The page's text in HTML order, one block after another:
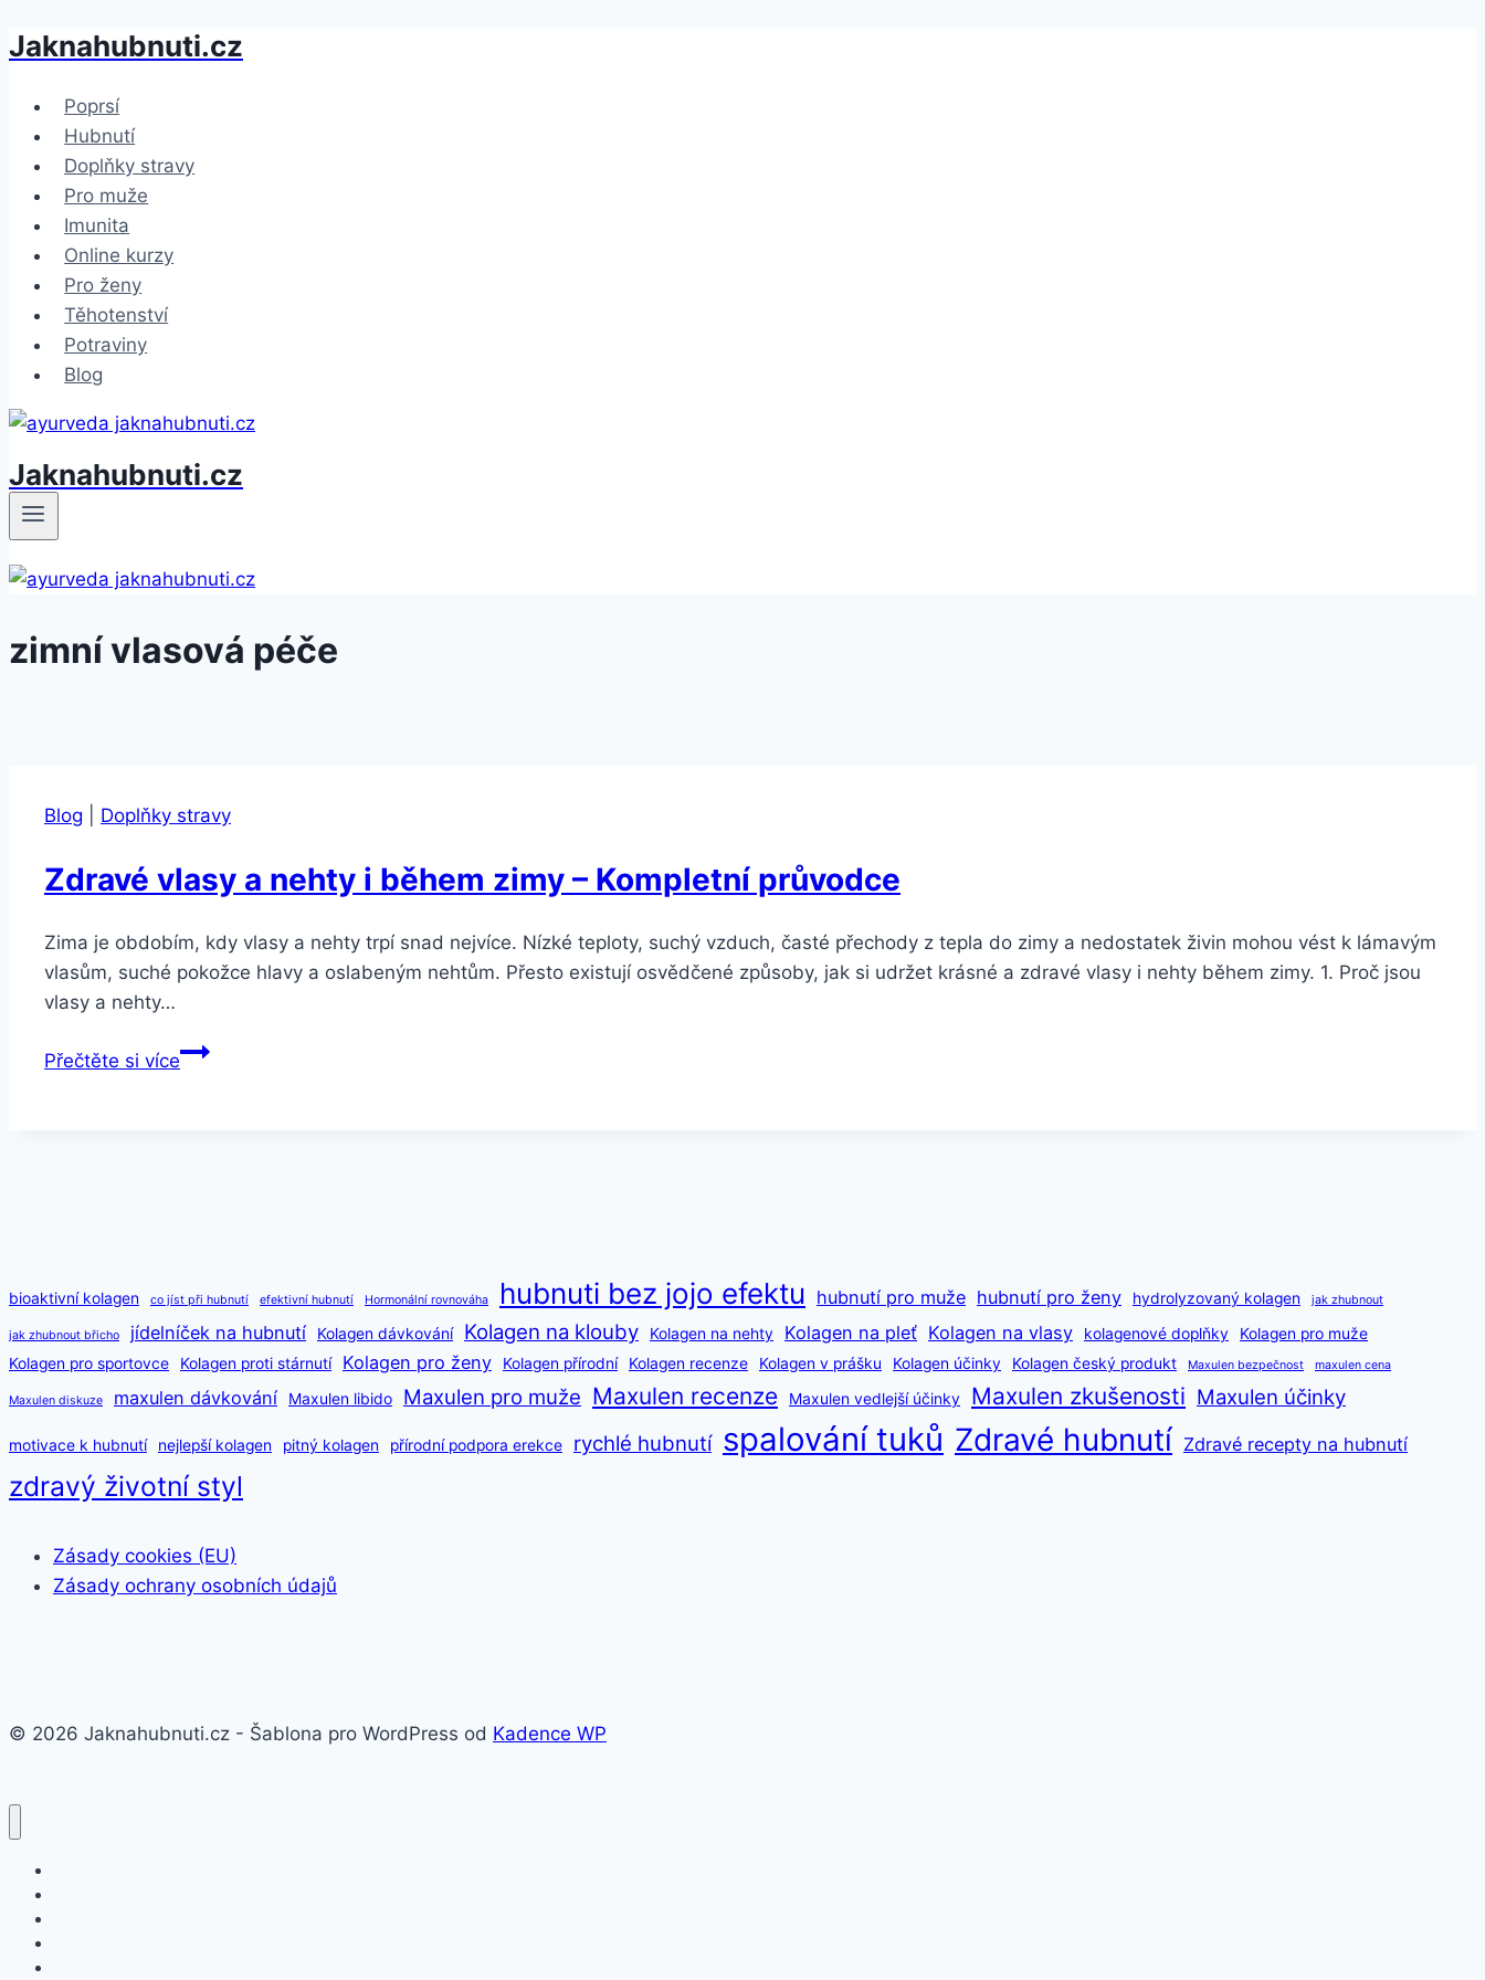
Přeskočit
obsah
Jaknahubnuti.cz
Poprsí
Hubnutí
Doplňky stravy
Pro muže
Imunita
Online kurzy
Pro ženy
Těhotenství
Potraviny
Blog
Jaknahubnuti.cz
zimní vlasová péče
Blog Doplňky stravy
Zdravé vlasy a nehty i během zimy – Kompletní průvodce
Zima je obdobím, kdy vlasy a nehty trpí snad nejvíce. Nízké teploty, suchý vzduch, časté přechody z tepla do zimy a nedostatek živin mohou vést k lámavým
vlasům, suché pokožce hlavy a oslabeným nehtům. Přesto existují osvědčené způsoby, jak si udržet krásné a zdravé vlasy i nehty během zimy. 1. Proč jsou
vlasy a nehty…
Přečtěte si víceZdravé
Kompletní
bioaktivní kolagen co jíst při hubnutí efektivní hubnutí Hormonální rovnováha hubnuti bez jojo efektu hubnutí pro muže hubnutí pro ženy hydrolyzovaný kolagen jak zhubnout
jak zhubnout břicho jídelníček na hubnutí Kolagen dávkování Kolagen na klouby Kolagen na nehty Kolagen na pleť Kolagen na vlasy kolagenové doplňky
Kolagen pro muže
Kolagen pro sportovce
Kolagen proti stárnutí Kolagen pro ženy Kolagen přírodní Kolagen recenze Kolagen v prášku Kolagen účinky Kolagen český produkt Maxulen bezpečnost maxulen cena
Maxulen diskuze maxulen dávkování Maxulen libido Maxulen pro muže Maxulen recenze Maxulen vedlejší účinky Maxulen zkušenosti Maxulen účinky
motivace k hubnutí nejlepší kolagen pitný kolagen přírodní podpora erekce rychlé hubnutí spalování tuků Zdravé hubnutí Zdravé recepty na hubnutí
zdravý životní styl
Zásady cookies (EU)
Zásady ochrany osobních údajů
© 2026 Jaknahubnuti.cz - Šablona pro WordPress od Kadence WP